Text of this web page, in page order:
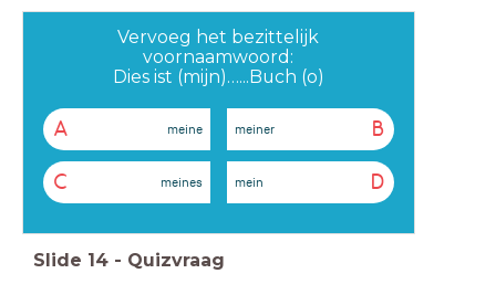
Vervoeg het bezittelijk
voornaamwoord:
Dies ist (mijn)…...Buch (o)
A meine B
meiner
C meines D
mein
Slide 14 - Quizvraag